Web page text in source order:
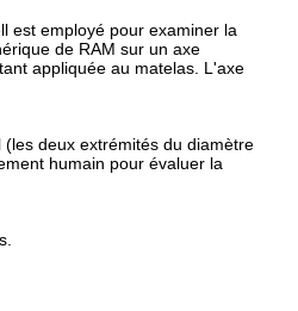
est employé pour examiner la
de RAM sur un axe
appliquée au matelas. L'axe
deux extrémités du diamètre
humain pour évaluer la